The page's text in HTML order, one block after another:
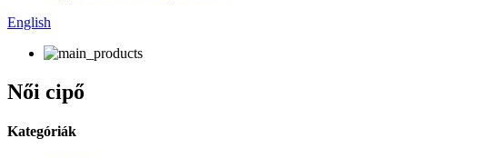
English
Női cipő
Kategóriák